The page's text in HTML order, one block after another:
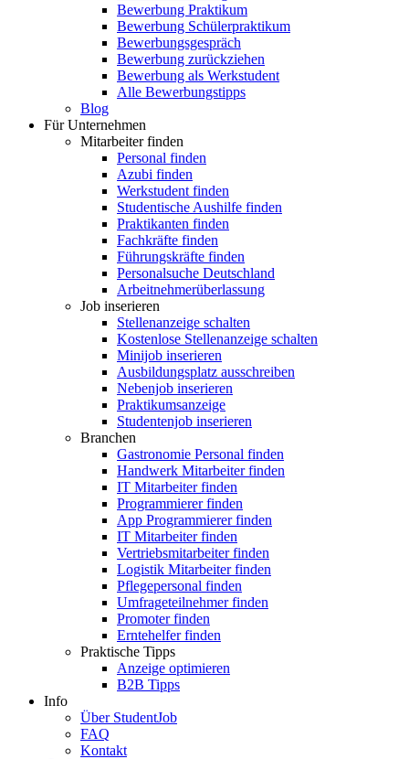
Bewerbung Praktikum
Bewerbung Schülerpraktikum
Bewerbungsgespräch
Bewerbung zurückziehen
Bewerbung als Werkstudent
Alle Bewerbungstipps
Blog
Für Unternehmen
Mitarbeiter finden
Personal finden
Azubi finden
Werkstudent finden
Studentische Aushilfe finden
Praktikanten finden
Fachkräfte finden
Führungskräfte finden
Personalsuche Deutschland
Arbeitnehmerüberlassung
Job inserieren
Stellenanzeige schalten
Kostenlose Stellenanzeige schalten
Minijob inserieren
Ausbildungsplatz ausschreiben
Nebenjob inserieren
Praktikumsanzeige
Studentenjob inserieren
Branchen
Gastronomie Personal finden
Handwerk Mitarbeiter finden
IT Mitarbeiter finden
Programmierer finden
App Programmierer finden
IT Mitarbeiter finden
Vertriebsmitarbeiter finden
Logistik Mitarbeiter finden
Pflegepersonal finden
Umfrageteilnehmer finden
Promoter finden
Erntehelfer finden
Praktische Tipps
Anzeige optimieren
B2B Tipps
Info
Über StudentJob
FAQ
Kontakt